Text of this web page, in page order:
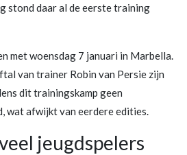
stond daar al de eerste training
met woensdag 7 januari in Marbella.
van trainer Robin van Persie zijn
dit trainingskamp geen
wat afwijkt van eerdere edities.
jeugdspelers